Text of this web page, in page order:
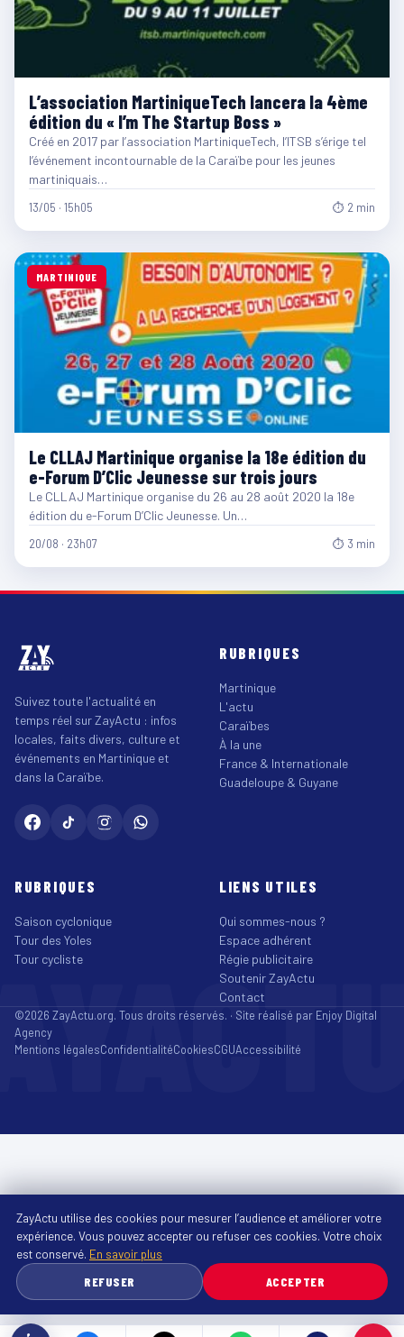
L’association MartiniqueTech lancera la 4ème
édition du « I’m The Startup Boss »
Créé en 2017 par l’association MartiniqueTech, l’ITSB s’érige tel
l’événement incontournable de la Caraïbe pour les jeunes
martiniquais…
13/05 · 15h05 ⏱ 2 min
MARTINIQUE
Le CLLAJ Martinique organise la 18e édition du
e-Forum D’Clic Jeunesse sur trois jours
Le CLLAJ Martinique organise du 26 au 28 août 2020 la 18e
édition du e-Forum D’Clic Jeunesse. Un…
20/08 · 23h07 ⏱ 3 min
Suivez toute l'actualité en
temps réel sur ZayActu : infos
locales, faits divers, culture et
événements en Martinique et
dans la Caraïbe.
RUBRIQUES
Martinique
L'actu
Caraïbes
À la une
France & Internationale
Guadeloupe & Guyane
RUBRIQUES
Saison cyclonique
Tour des Yoles
Tour cycliste
LIENS UTILES
Qui sommes-nous ?
Espace adhérent
Régie publicitaire
Soutenir ZayActu
Contact
©2026 ZayActu.org. Tous droits réservés. · Site réalisé par Enjoy Digital
Agency
Mentions légalesConfidentialitéCookiesCGUAccessibilité
ZayActu utilise des cookies pour mesurer l’audience et améliorer votre
expérience. Vous pouvez accepter ou refuser ces cookies. Votre choix
est conservé. En savoir plus
REFUSER
ACCEPTER